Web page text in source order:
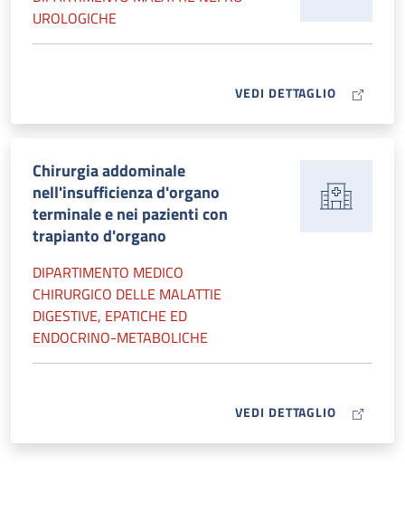
UROLOGICHE
VEDI DETTAGLIO MAP ICON
Chirurgia addominale
nell'insufficienza d'organo
terminale e nei pazienti con
trapianto d'organo
DIPARTIMENTO MEDICO
CHIRURGICO DELLE MALATTIE
DIGESTIVE, EPATICHE ED
ENDOCRINO-METABOLICHE
VEDI DETTAGLIO MAP ICON